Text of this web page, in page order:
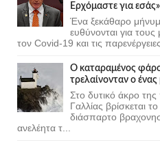
Ερχόμαστε για εσάς»
Ένα ξεκάθαρο
ευθύνονται για
τον Covid-19 και τις
Ο καταραμένος
τρελαίνονταν ο
Στο δυτικό άκρο
Γαλλίας βρίσκεται
διάσπαρτο
ανελέητα τ...